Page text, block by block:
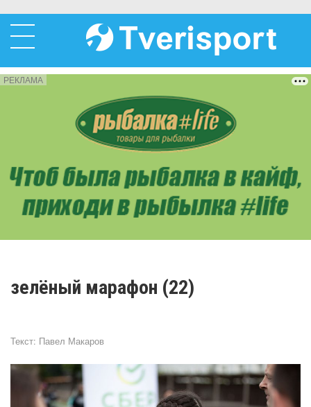
РЕКЛАМА
зелёный марафон (22)
Текст: Павел Макаров